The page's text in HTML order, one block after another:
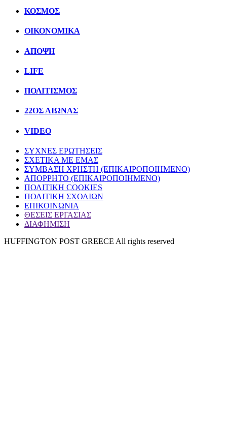
ΚΟΣΜΟΣ
ΟΙΚΟΝΟΜΙΚΑ
ΑΠΟΨΗ
LIFE
ΠΟΛΙΤIΣΜΟΣ
22ΟΣ ΑΙΩΝΑΣ
VIDEO
ΣΥΧΝΕΣ ΕΡΩΤΗΣΕΙΣ
ΣΧΕΤΙΚΑ ΜΕ ΕΜΑΣ
ΣΥΜΒΑΣΗ ΧΡΗΣΤΗ (ΕΠΙΚΑΙΡΟΠΟΙΗΜΕΝΟ)
ΑΠΟΡΡΗΤΟ (ΕΠΙΚΑΙΡΟΠΟΙΗΜΕΝΟ)
ΠΟΛΙΤΙΚΗ COOKIES
ΠΟΛΙΤΙΚΗ ΣΧΟΛΙΩΝ
ΕΠΙΚΟΙΝΩΝΙΑ
ΘΕΣΕΙΣ ΕΡΓΑΣΙΑΣ
ΔΙΑΦΗΜΙΣΗ
HUFFINGTON POST GREECE All rights reserved